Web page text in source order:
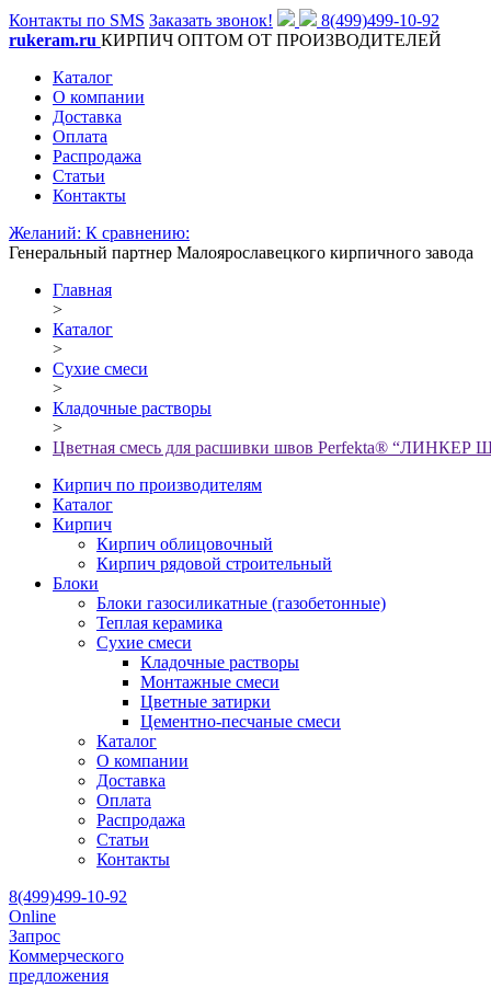
Контакты по SMS Заказать звонок!
8(499)499-10-92
rukeram.ru КИРПИЧ ОПТОМ ОТ ПРОИЗВОДИТЕЛЕЙ
Каталог
О компании
Доставка
Оплата
Распродажа
Статьи
Контакты
Желаний: К сравнению:
Генеральный партнер Малоярославецкого кирпичного завода
Главная
>
Каталог
>
Сухие смеси
>
Кладочные растворы
>
Цветная смесь для расшивки швов Perfekta® “ЛИНКЕР
Кирпич по производителям
Каталог
Кирпич
Кирпич облицовочный
Кирпич рядовой строительный
Блоки
Блоки газосиликатные (газобетонные)
Теплая керамика
Сухие смеси
Кладочные растворы
Монтажные смеси
Цветные затирки
Цементно-песчаные смеси
Каталог
О компании
Доставка
Оплата
Распродажа
Статьи
Контакты
8(499)499-10-92
Online
Запрос
Коммерческого
предложения